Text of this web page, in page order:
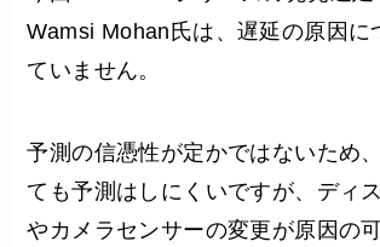
Wamsi Mohan氏は、遅延の原因に
ていません。
予測の信憑性が定かではないため
ても予測はしにくいですが、ディ
やカメラセンサーの変更が原因の